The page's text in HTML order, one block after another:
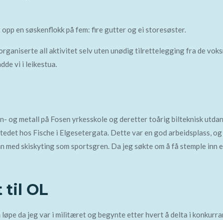
en søskenflokk på fem: fire gutter og ei storesøster.
all aktivitet selv uten unødig tilrettelegging fra de
vi i leikestua.
og metall på Fosen yrkesskole og deretter toårig bilteknisk
hos Fische i Elgesetergata. Dette var en god arbeidsplass,
skiskyting som sportsgren. Da jeg søkte om å få stemple inn
til OL
løpe da jeg var i militæret og begynte etter hvert å delta i